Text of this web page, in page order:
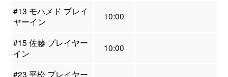
#13 モハメド プレイ
ヤーイン
10:00
#15 佐藤 プレイヤー
イン
10:00
#23 平松 プレイヤー